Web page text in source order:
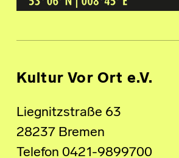
Kultur Vor Ort e.V.
Liegnitzstraße 63
28237 Bremen
Telefon 0421-9899700